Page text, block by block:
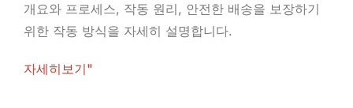
개요와 프로세스, 작동 원리, 안전한 배송을 보장하기
위한 작동 방식을 자세히 설명합니다.
자세히보기"